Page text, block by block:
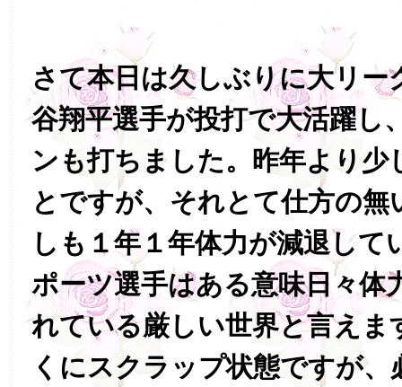
さて本日は久しぶりに大リー
谷翔平選手が投打で大活躍し
ンも打ちました。昨年より少
とですが、それとて仕方の無
しも１年１年体力が減退して
ポーツ選手はある意味日々体
れている厳しい世界と言えま
くにスクラップ状態ですが、